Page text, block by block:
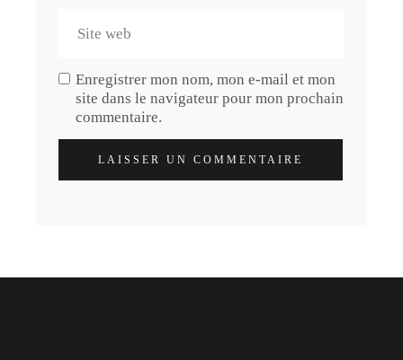
Enregistrer mon nom, mon e-mail et mon
site dans le navigateur pour mon prochain
commentaire.
LAISSER UN COMMENTAIRE